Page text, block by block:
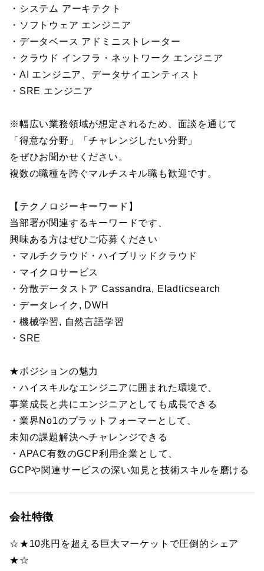
・システム アーキテクト
・ソフトウェア エンジニア
・データベース アドミニストレーター
・クラウド インフラ・ネットワーク エンジニア
・AI エンジニア、データサイエンティスト
・SRE エンジニア
※幅広い業務領域が想定されるため、面談を通じて
「得意な分野」「チャレンジしたい分野」
をぜひお聞かせください。
複数の職種を跨ぐマルチスキル職も歓迎です。
【テクノロジーキーワード】
当部署が関連するキーワードです、
興味ある方はぜひご応募ください
・マルチクラウド・ハイブリッドクラウド
・マイクロサービス
・分散データストア Cassandra, Eladticsearch
・データレイク, DWH
・機械学習, 自然言語学習
・SRE
★ポジションの魅力
・ハイスキルなエンジニアに囲まれた環境で、
事業成長と共にエンジニアとしても成長できる
・業界No1のプラットフォーマーとして、
未知の課題解決へチャレンジできる
・APAC有数のGCP利用企業として、
GCPや関連サービスの深い知見と技術スキルを磨ける
会社特徴
☆★10兆円を超える巨大マーケットで圧倒的シェア
★☆